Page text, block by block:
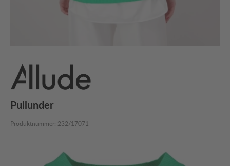
Pullunder
Produktnummer: 232/17071